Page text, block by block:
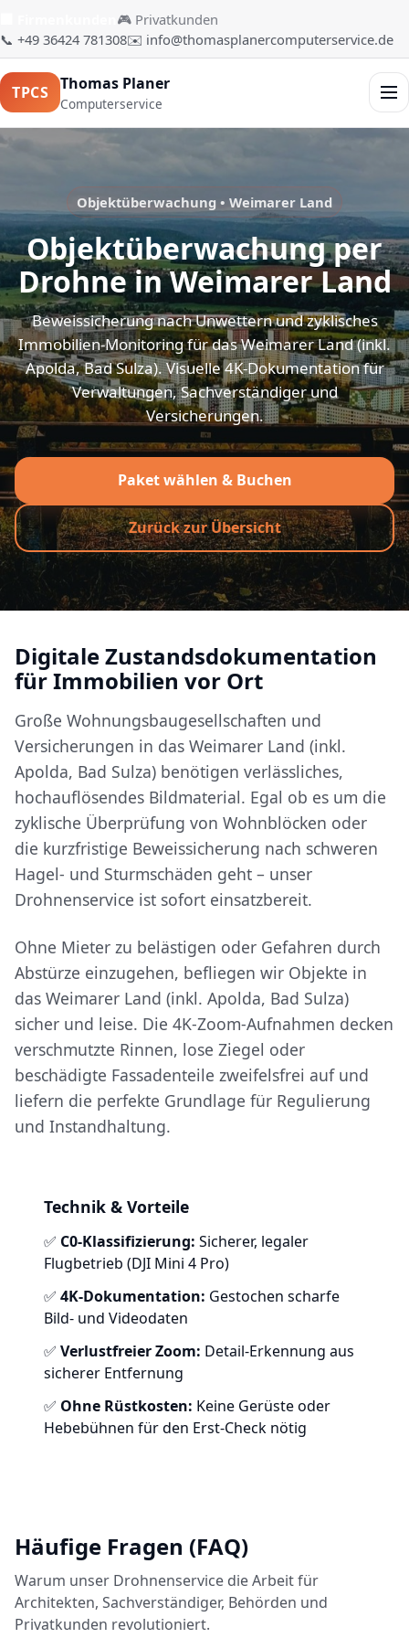
🎮 Privatkunden
📞 +49 36424 781308✉️ info@thomasplanercomputerservice.de
TPCS Thomas Planer
Computerservice
Objektüberwachung • Weimarer Land
Objektüberwachung per
Drohne in Weimarer Land
Beweissicherung nach Unwettern und zyklisches
Immobilien-Monitoring für das Weimarer Land (inkl.
Apolda, Bad Sulza). Visuelle 4K-Dokumentation für
Verwaltungen, Sachverständiger und
Versicherungen.
Paket wählen & Buchen
Zurück zur Übersicht
Digitale Zustandsdokumentation
für Immobilien vor Ort
Große Wohnungsbaugesellschaften und
Versicherungen in das Weimarer Land (inkl.
Apolda, Bad Sulza) benötigen verlässliches,
hochauflösendes Bildmaterial. Egal ob es um die
zyklische Überprüfung von Wohnblöcken oder
die kurzfristige Beweissicherung nach schweren
Hagel- und Sturmschäden geht – unser
Drohnenservice ist sofort einsatzbereit.
Ohne Mieter zu belästigen oder Gefahren durch
Abstürze einzugehen, befliegen wir Objekte in
das Weimarer Land (inkl. Apolda, Bad Sulza)
sicher und leise. Die 4K-Zoom-Aufnahmen decken
verschmutzte Rinnen, lose Ziegel oder
beschädigte Fassadenteile zweifelsfrei auf und
liefern die perfekte Grundlage für Regulierung
und Instandhaltung.
Technik & Vorteile
✅ C0-Klassifizierung: Sicherer, legaler
Flugbetrieb (DJI Mini 4 Pro)
✅ 4K-Dokumentation: Gestochen scharfe
Bild- und Videodaten
✅ Verlustfreier Zoom: Detail-Erkennung aus
sicherer Entfernung
✅ Ohne Rüstkosten: Keine Gerüste oder
Hebebühnen für den Erst-Check nötig
Häufige Fragen (FAQ)
Warum unser Drohnenservice die Arbeit für
Architekten, Sachverständiger, Behörden und
Privatkunden revolutioniert.